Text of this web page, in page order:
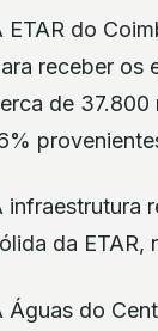
ETAR do
receber os
de
infraestrutura
da ETAR,
Águas do